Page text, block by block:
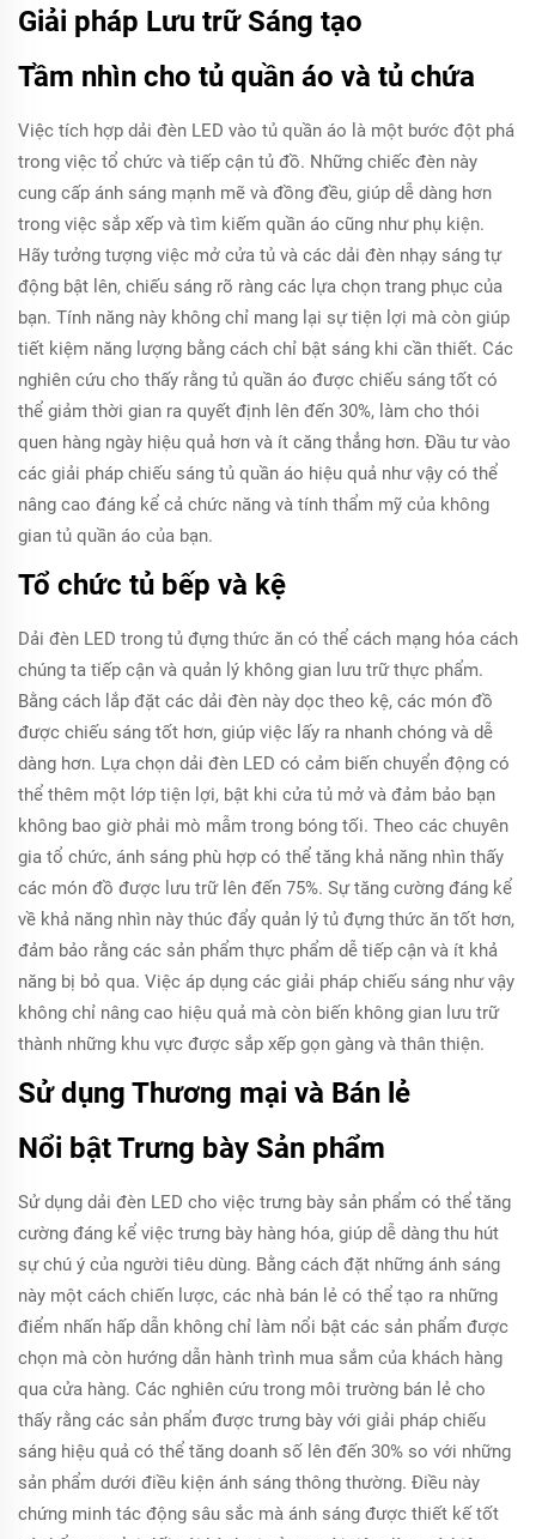
Giải pháp Lưu trữ Sáng tạo
Tầm nhìn cho tủ quần áo và tủ chứa
Việc tích hợp dải đèn LED vào tủ quần áo là một bước đột phá
trong việc tổ chức và tiếp cận tủ đồ. Những chiếc đèn này
cung cấp ánh sáng mạnh mẽ và đồng đều, giúp dễ dàng hơn
trong việc sắp xếp và tìm kiếm quần áo cũng như phụ kiện.
Hãy tưởng tượng việc mở cửa tủ và các dải đèn nhạy sáng tự
động bật lên, chiếu sáng rõ ràng các lựa chọn trang phục của
bạn. Tính năng này không chỉ mang lại sự tiện lợi mà còn giúp
tiết kiệm năng lượng bằng cách chỉ bật sáng khi cần thiết. Các
nghiên cứu cho thấy rằng tủ quần áo được chiếu sáng tốt có
thể giảm thời gian ra quyết định lên đến 30%, làm cho thói
quen hàng ngày hiệu quả hơn và ít căng thẳng hơn. Đầu tư vào
các giải pháp chiếu sáng tủ quần áo hiệu quả như vậy có thể
nâng cao đáng kể cả chức năng và tính thẩm mỹ của không
gian tủ quần áo của bạn.
Tổ chức tủ bếp và kệ
Dải đèn LED trong tủ đựng thức ăn có thể cách mạng hóa cách
chúng ta tiếp cận và quản lý không gian lưu trữ thực phẩm.
Bằng cách lắp đặt các dải đèn này dọc theo kệ, các món đồ
được chiếu sáng tốt hơn, giúp việc lấy ra nhanh chóng và dễ
dàng hơn. Lựa chọn dải đèn LED có cảm biến chuyển động có
thể thêm một lớp tiện lợi, bật khi cửa tủ mở và đảm bảo bạn
không bao giờ phải mò mẫm trong bóng tối. Theo các chuyên
gia tổ chức, ánh sáng phù hợp có thể tăng khả năng nhìn thấy
các món đồ được lưu trữ lên đến 75%. Sự tăng cường đáng kể
về khả năng nhìn này thúc đẩy quản lý tủ đựng thức ăn tốt hơn,
đảm bảo rằng các sản phẩm thực phẩm dễ tiếp cận và ít khả
năng bị bỏ qua. Việc áp dụng các giải pháp chiếu sáng như vậy
không chỉ nâng cao hiệu quả mà còn biến không gian lưu trữ
thành những khu vực được sắp xếp gọn gàng và thân thiện.
Sử dụng Thương mại và Bán lẻ
Nổi bật Trưng bày Sản phẩm
Sử dụng dải đèn LED cho việc trưng bày sản phẩm có thể tăng
cường đáng kể việc trưng bày hàng hóa, giúp dễ dàng thu hút
sự chú ý của người tiêu dùng. Bằng cách đặt những ánh sáng
này một cách chiến lược, các nhà bán lẻ có thể tạo ra những
điểm nhấn hấp dẫn không chỉ làm nổi bật các sản phẩm được
chọn mà còn hướng dẫn hành trình mua sắm của khách hàng
qua cửa hàng. Các nghiên cứu trong môi trường bán lẻ cho
thấy rằng các sản phẩm được trưng bày với giải pháp chiếu
sáng hiệu quả có thể tăng doanh số lên đến 30% so với những
sản phẩm dưới điều kiện ánh sáng thông thường. Điều này
chứng minh tác động sâu sắc mà ánh sáng được thiết kế tốt